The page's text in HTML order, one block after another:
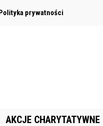
prywatności
AKCJE CHARYTATYWNE